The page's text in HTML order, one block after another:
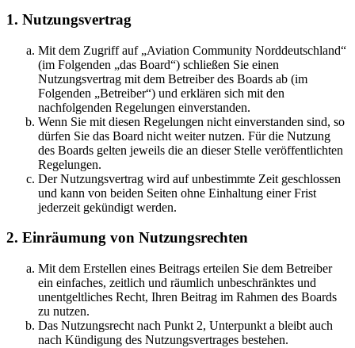
1. Nutzungsvertrag
Mit dem Zugriff auf „Aviation Community Norddeutschland“
(im Folgenden „das Board“) schließen Sie einen
Nutzungsvertrag mit dem Betreiber des Boards ab (im
Folgenden „Betreiber“) und erklären sich mit den
nachfolgenden Regelungen einverstanden.
Wenn Sie mit diesen Regelungen nicht einverstanden sind, so
dürfen Sie das Board nicht weiter nutzen. Für die Nutzung
des Boards gelten jeweils die an dieser Stelle veröffentlichten
Regelungen.
Der Nutzungsvertrag wird auf unbestimmte Zeit geschlossen
und kann von beiden Seiten ohne Einhaltung einer Frist
jederzeit gekündigt werden.
2. Einräumung von Nutzungsrechten
Mit dem Erstellen eines Beitrags erteilen Sie dem Betreiber
ein einfaches, zeitlich und räumlich unbeschränktes und
unentgeltliches Recht, Ihren Beitrag im Rahmen des Boards
zu nutzen.
Das Nutzungsrecht nach Punkt 2, Unterpunkt a bleibt auch
nach Kündigung des Nutzungsvertrages bestehen.